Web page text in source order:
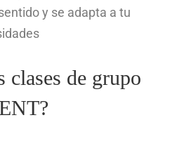
y se adapta a tu
clases de grupo